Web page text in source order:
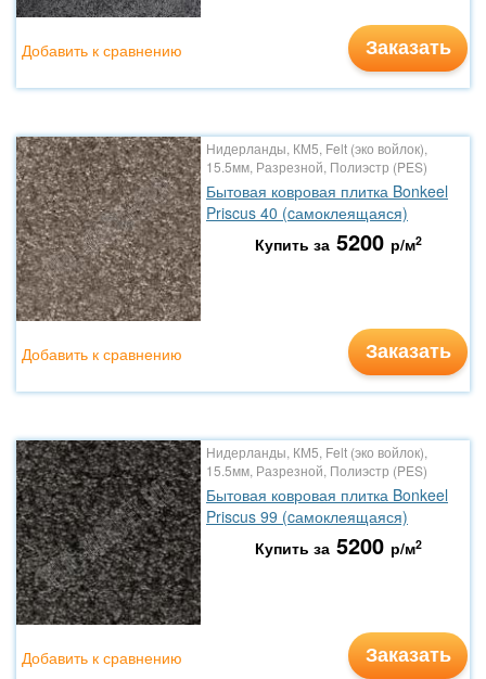
Заказать
Добавить к сравнению
Нидерланды, КМ5, Felt (эко войлок),
15.5мм, Разрезной, Полиэстр (PES)
Бытовая ковровая плитка Bonkeel
Priscus 40 (cамоклеящаяся)
Купить за 5200 р/м2
Заказать
Добавить к сравнению
Нидерланды, КМ5, Felt (эко войлок),
15.5мм, Разрезной, Полиэстр (PES)
Бытовая ковровая плитка Bonkeel
Priscus 99 (cамоклеящаяся)
Купить за 5200 р/м2
Заказать
Добавить к сравнению